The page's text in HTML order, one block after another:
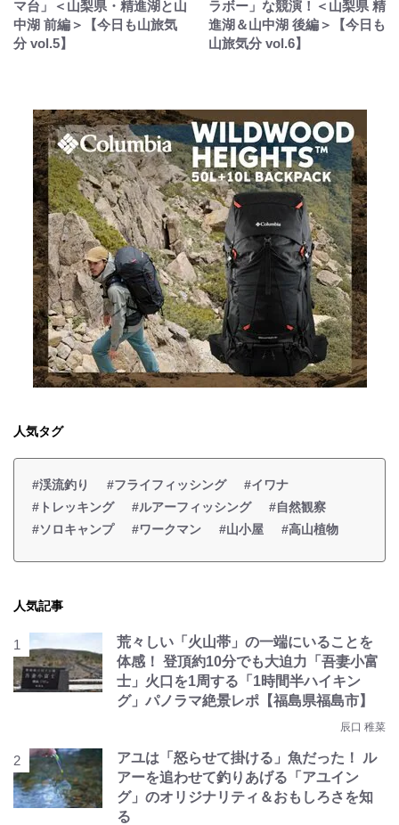
マ台」＜山梨県・精進湖と山
中湖 前編＞【今日も山旅気
分 vol.5】
ラボー」な競演！＜山梨県 精
進湖＆山中湖 後編＞【今日も
山旅気分 vol.6】
人気タグ
#渓流釣り #フライフィッシング
#イワナ
#トレッキング
#ルアーフィッシング
#自然観察
#ソロキャンプ
#ワークマン #山小屋 #高山植物
人気記事
荒々しい「火山帯」の一端にいることを
体感！ 登頂約10分でも大迫力「吾妻小富
士」火口を1周する「1時間半ハイキン
グ」パノラマ絶景レポ【福島県福島市】
辰口 稚菜
アユは「怒らせて掛ける」魚だった！ ル
アーを追わせて釣りあげる「アユイン
グ」のオリジナリティ＆おもしろさを知
る